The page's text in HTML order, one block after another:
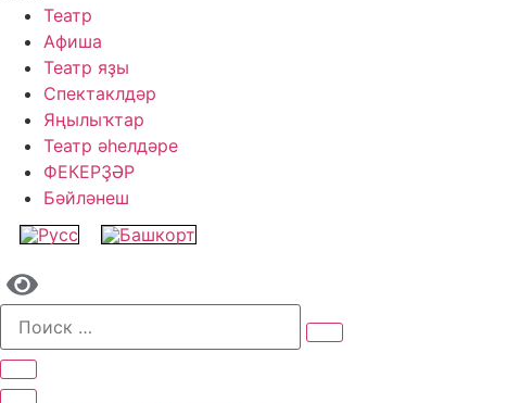
Театр
Афиша
Театр яҙы
Спектаклдәр
Яңылыҡтар
Театр әһелдәре
ФЕКЕРҘӘР
Бәйләнеш